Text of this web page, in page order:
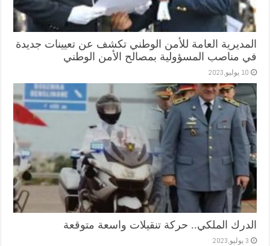
المديرية العامة للأمن الوطني تكشف عن تعيينات جديدة
في مناصب المسؤولية بمصالح الأمن الوطني
10 يوليو,2023
الدرك الملكي.. حركة تنقيلات واسعة متوقعة
3 يوليو,2023